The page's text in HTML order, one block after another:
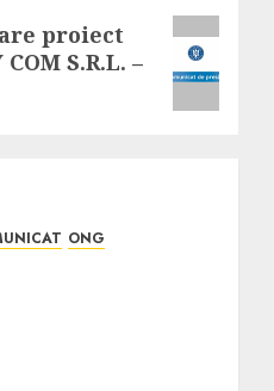
proiect
S.R.L. –
ONG